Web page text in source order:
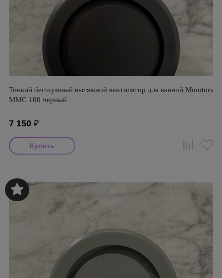
Тонкий бесшумный вытяжной вентилятор для ванной Mmotors
ММC 100 черный
7 150 ₽